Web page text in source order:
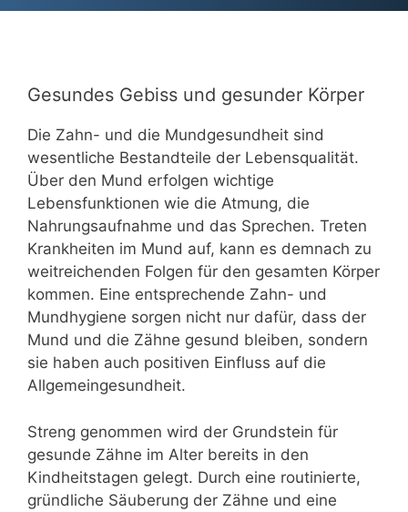
Gesundes Gebiss und gesunder Körper
Die Zahn- und die Mundgesundheit sind
wesentliche Bestandteile der Lebensqualität.
Über den Mund erfolgen wichtige
Lebensfunktionen wie die Atmung, die
Nahrungsaufnahme und das Sprechen. Treten
Krankheiten im Mund auf, kann es demnach zu
weitreichenden Folgen für den gesamten Körper
kommen. Eine entsprechende Zahn- und
Mundhygiene sorgen nicht nur dafür, dass der
Mund und die Zähne gesund bleiben, sondern
sie haben auch positiven Einfluss auf die
Allgemeingesundheit.
Streng genommen wird der Grundstein für
gesunde Zähne im Alter bereits in den
Kindheitstagen gelegt. Durch eine routinierte,
gründliche Säuberung der Zähne und eine